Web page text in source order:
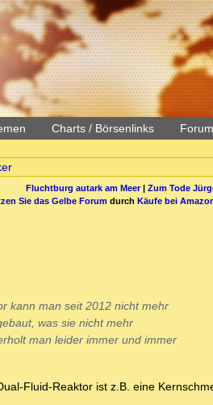
Charts / Börsenlinks
Fluchtburg autark am Meer| Zum Tode
Sie das Gelbe Forum durch Käufe bei
kann man seit 2012 nicht mehr
was sie nicht mehr
man leider immer und immer
Fluid-Reaktor ist z.B. eine